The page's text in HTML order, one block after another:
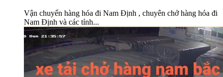
Vận chuyển hàng hóa đi Nam Định , chuyên chở hàng hóa đi
Nam Định và các tỉnh...